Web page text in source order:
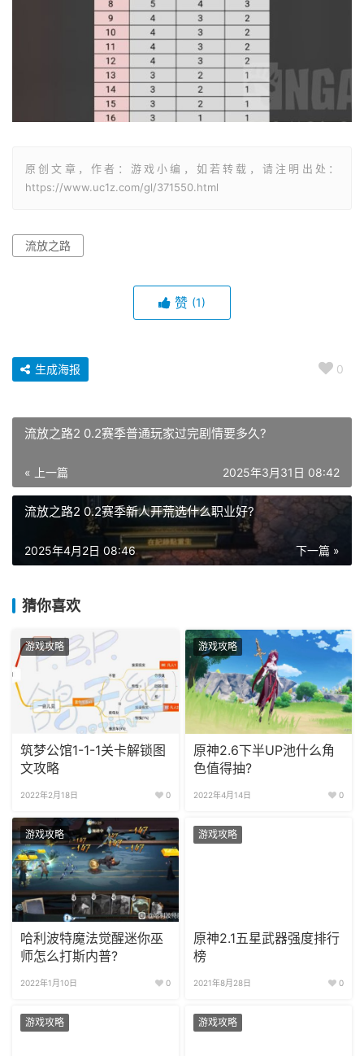
原创文章，作者：游戏小编，如若转载，请注明出处：
https://www.uc1z.com/gl/371550.html
流放之路
赞 (1)
0
生成海报
流放之路2 0.2赛季普通玩家过完剧情要多久?
« 上一篇 2025年3月31日 08:42
流放之路2 0.2赛季新人开荒选什么职业好?
下一篇 »
2025年4月2日 08:46
猜你喜欢
游戏攻略
筑梦公馆1-1-1关卡解锁图
文攻略
2022年2月18日 0
游戏攻略
原神2.6下半UP池什么角
色值得抽?
2022年4月14日 0
游戏攻略
哈利波特魔法觉醒迷你巫
师怎么打斯内普?
2022年1月10日 0
游戏攻略
原神2.1五星武器强度排行
榜
2021年8月28日 0
游戏攻略 游戏攻略